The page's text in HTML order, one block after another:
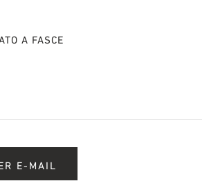
A FASCE
E-MAIL